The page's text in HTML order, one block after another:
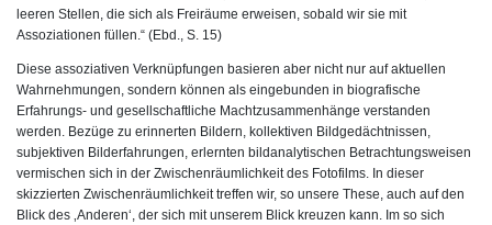
leeren Stellen, die sich als Freiräume erweisen, sobald wir sie mit
Assoziationen füllen.“ (Ebd., S. 15)
Diese assoziativen Verknüpfungen basieren aber nicht nur auf aktuellen
Wahrnehmungen, sondern können als eingebunden in biografische
Erfahrungs- und gesellschaftliche Machtzusammenhänge verstanden
werden. Bezüge zu erinnerten Bildern, kollektiven Bildgedächtnissen,
subjektiven Bilderfahrungen, erlernten bildanalytischen Betrachtungsweisen
vermischen sich in der Zwischenräumlichkeit des Fotofilms. In dieser
skizzierten Zwischenräumlichkeit treffen wir, so unsere These, auch auf den
Blick des ‚Anderen‘, der sich mit unserem Blick kreuzen kann. Im so sich